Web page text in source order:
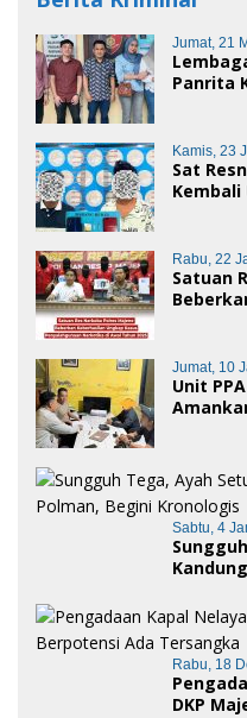
Jumat, 21
Panrita
Polman
Kamis, 23
Sat
Kembali
Rabu, 22
Satuan
Jumat, 10
Unit
Sabtu, 4
Rabu, 18
DKP